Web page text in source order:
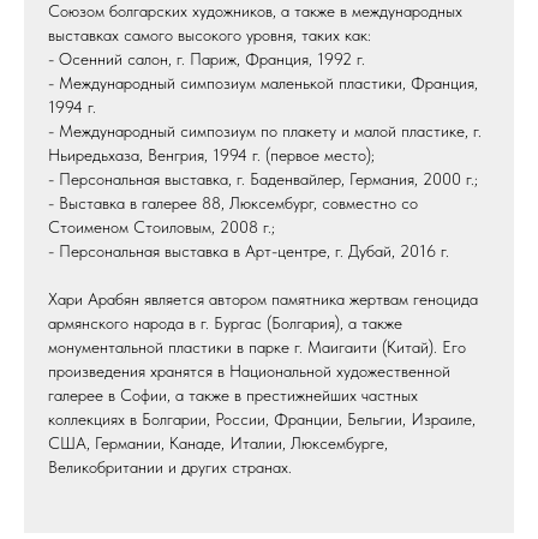
Союзом болгарских художников, а также в международных
выставках самого высокого уровня, таких как:
- Осенний салон, г. Париж, Франция, 1992 г.
- Международный симпозиум маленькой пластики, Франция,
1994 г.
- Международный симпозиум по плакету и малой пластике, г.
Ньиредьхаза, Венгрия, 1994 г. (первое место);
- Персональная выставка, г. Баденвайлер, Германия, 2000 г.;
- Выставка в галерее 88, Люксембург, совместно со
Стоименом Стоиловым, 2008 г.;
- Персональная выставка в Арт-центре, г. Дубай, 2016 г.
Хари Арабян является автором памятника жертвам геноцида
армянского народа в г. Бургас (Болгария), а также
монументальной пластики в парке г. Маигаити (Китай). Его
произведения хранятся в Национальной художественной
галерее в Софии, а также в престижнейших частных
коллекциях в Болгарии, России, Франции, Бельгии, Израиле,
США, Германии, Канаде, Италии, Люксембурге,
Великобритании и других странах.